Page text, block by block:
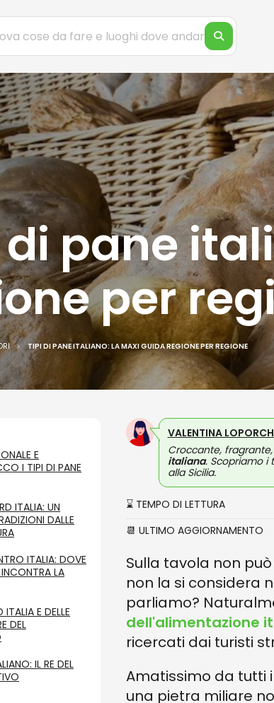
pane
per
TIPI DI PANE ITALIANO: LA MAXI GUIDA REGIONE PER REGIONE
E
I TIPI DI PANE
ITALIA: UN
DALLE
ITALIA: DOVE
LA
ITALIA E DELLE
DEL
IL RE DEL
VALENTINA
Croccante,
italiana. Scopriamo i
alla Sicilia.
⌛ TEMPO DI LETTURA
📆 ULTIMO AGGIORNAMENTO
Sulla tavola non
non la si considera
parliamo?
dell'alimentazione
ricercati dai turisti
Amatissimo da tutti
una pietra miliare